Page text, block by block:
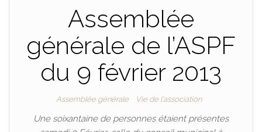
Assemblée
générale de l’ASPF
du 9 février 2013
Assemblée générale Vie de l'association
Une soixantaine de personnes étaient présentes